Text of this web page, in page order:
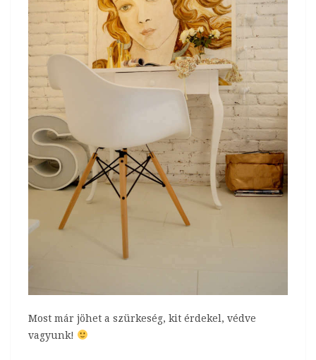
Most már jöhet a szürkeség, kit érdekel, védve
vagyunk!